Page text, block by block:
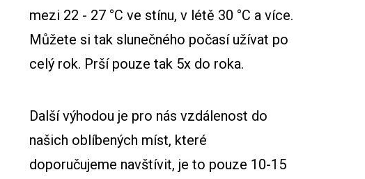
mezi 22 - 27 °C ve stínu, v létě 30 °C a více.
Můžete si tak slunečného počasí užívat po
celý rok. Prší pouze tak 5x do roka.
Další výhodou je pro nás vzdálenost do
našich oblíbených míst, které
doporučujeme navštívit, je to pouze 10-15